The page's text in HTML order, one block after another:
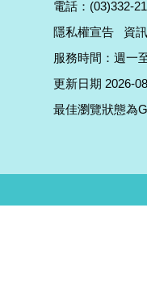
電話：(03)332-
隱私權宣告
資
服務時間：週一
更新日期 2026-
最佳瀏覽狀態為